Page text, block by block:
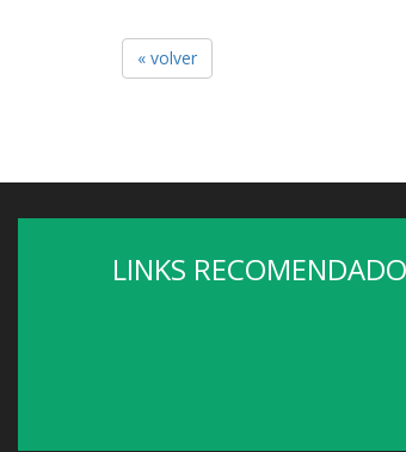
« volver
LINKS